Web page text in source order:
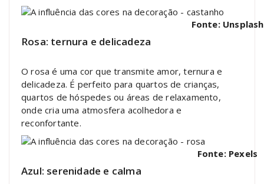
Fonte: Unsplash
Rosa: ternura e delicadeza
O rosa é uma cor que transmite amor, ternura e
delicadeza. É perfeito para quartos de crianças,
quartos de hóspedes ou áreas de relaxamento,
onde cria uma atmosfera acolhedora e
reconfortante.
Fonte: Pexels
Azul: serenidade e calma